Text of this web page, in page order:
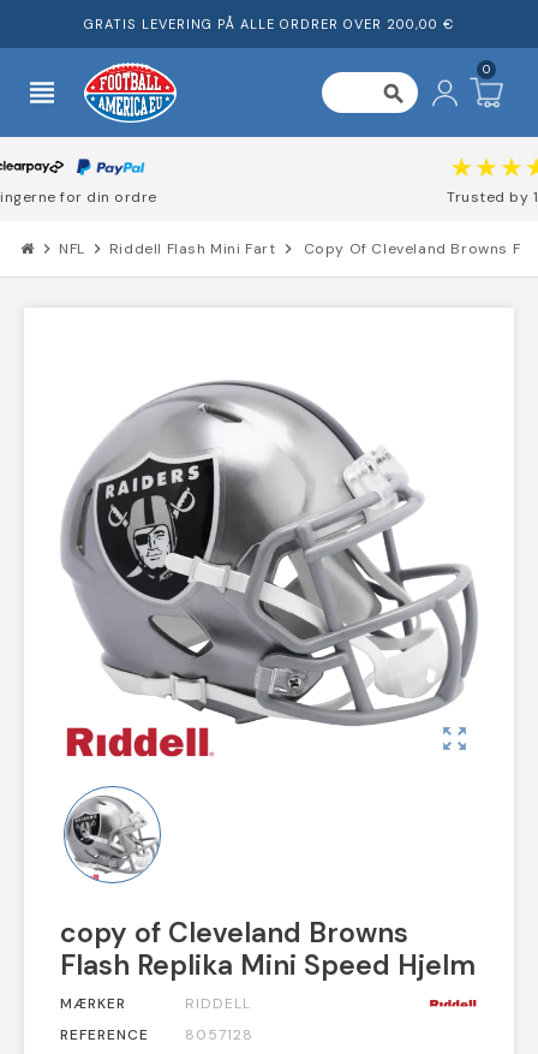
GRATIS LEVERING PÅ ALLE ORDRER OVER 200,00 €
view_headline search
0
Trusted by 1000's of customers
chevron_right NFL chevron_right Riddell Flash Mini Fart chevron_right Copy Of Cleveland Browns
zoom_out_map
copy of Cleveland Browns
Flash Replika Mini Speed Hjelm
MÆRKER
RIDDELL
REFERENCE
8057128